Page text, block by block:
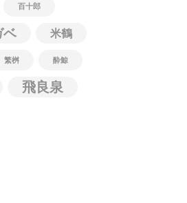
百十郎
ベ 米鶴
繁桝 酔鯨
飛良泉